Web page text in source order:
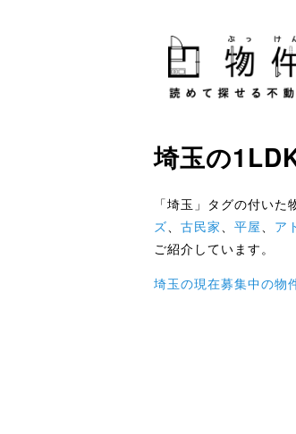
埼玉の
「埼玉」タグの付いた
ズ
古民家 平屋 ア
ご紹介しています。
埼玉の現在募集中の物